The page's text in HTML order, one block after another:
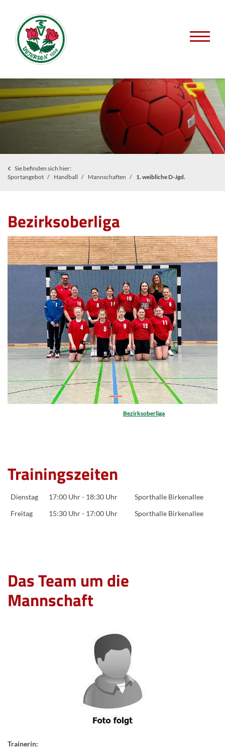
Sie befinden sich hier:
Sportangebot
Handball Mannschaften 1. weibliche D-Jgd.
Bezirksoberliga
Bezirksoberliga
Trainingszeiten
Dienstag 17:00 Uhr - 18:30 Uhr
Sporthalle Birkenallee
Freitag
15:30 Uhr - 17:00 Uhr Sporthalle Birkenallee
Das Team um die
Mannschaft
Trainerin: